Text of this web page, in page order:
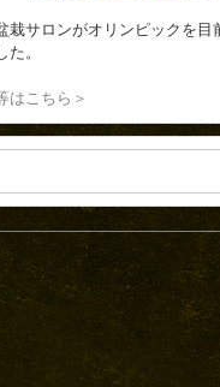
栽サロンがオリンピックを目
た。
はこちら＞